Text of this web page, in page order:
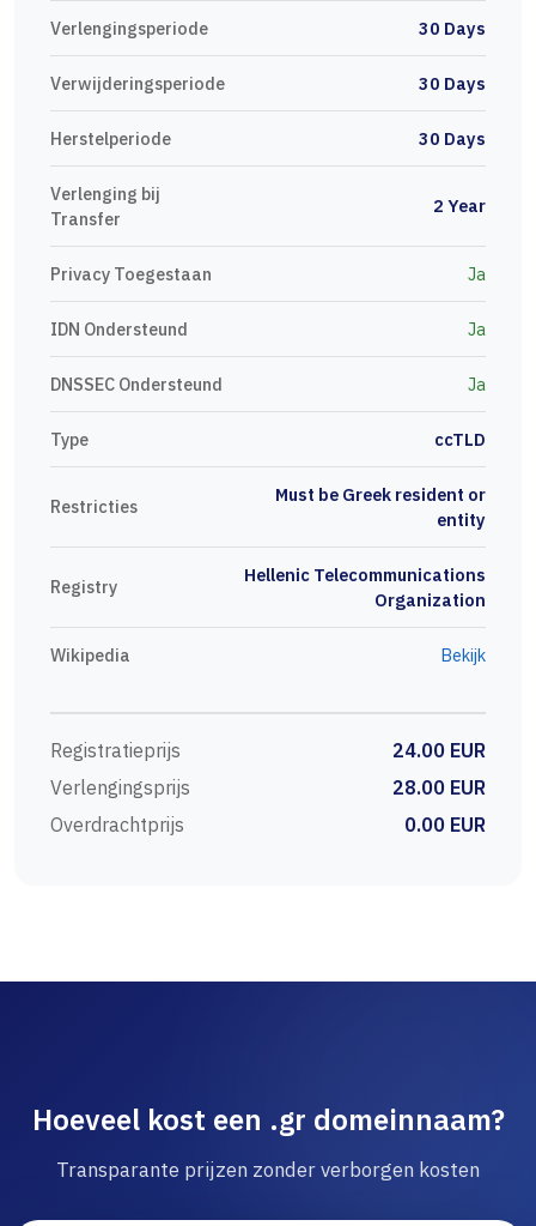
Verlengingsperiode 30 Days
Verwijderingsperiode 30 Days
Herstelperiode 30 Days
Verlenging bij
Transfer
2 Year
Privacy Toegestaan Ja
IDN Ondersteund Ja
DNSSEC Ondersteund Ja
Type ccTLD
Restricties
Must be Greek resident or
entity
Registry
Hellenic Telecommunications
Organization
Wikipedia Bekijk
Registratieprijs
24.00 EUR
Verlengingsprijs
28.00 EUR
Overdrachtprijs
0.00 EUR
Hoeveel kost een .gr domeinnaam?
Transparante prijzen zonder verborgen kosten